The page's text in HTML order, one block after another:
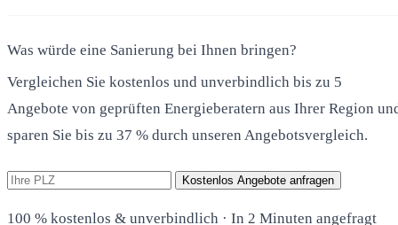
Was würde eine Sanierung bei Ihnen bringen?
Vergleichen Sie kostenlos und unverbindlich bis zu 5
Angebote von geprüften Energieberatern aus Ihrer Region
sparen Sie bis zu 37 % durch unseren Angebotsvergleich.
Kostenlos Angebote anfragen
100 % kostenlos & unverbindlich · In 2 Minuten angefragt